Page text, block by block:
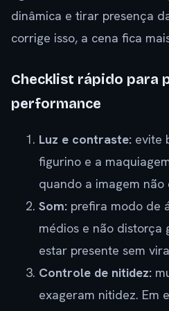
dinâmica e tirar presença
corrige isso, a cena fica
Checklist rápido para
performance
Luz e contraste: evite
figurino e a
quando a imagem não
Som: prefira modo de
médios e não distorça
estar presente sem
Controle de nitidez:
exageram nitidez. Em